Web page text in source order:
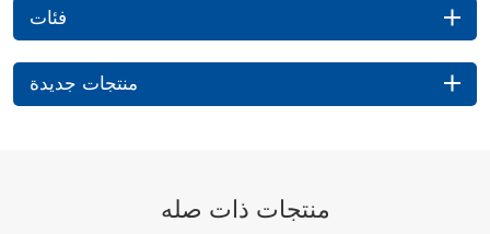
فئات
منتجات جديدة
منتجات ذات صله